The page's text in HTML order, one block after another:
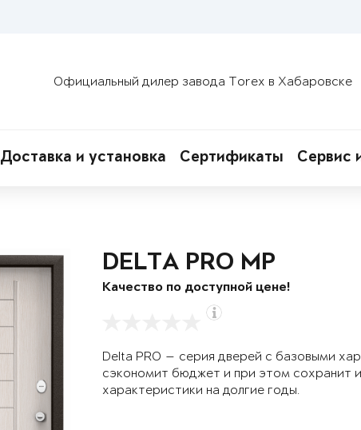
Официальный дилер завода Torex в Хабаровске
Доставка и установка Сертификаты Сервис
DELTA PRO MP
Качество по доступной цене!
Delta PRO — серия дверей с базовыми
сэкономит бюджет и при этом сохранит
характеристики на долгие годы.